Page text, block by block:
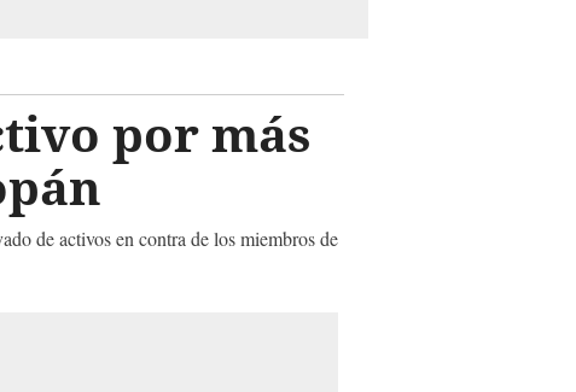
por más
de activos en contra de los miembros de